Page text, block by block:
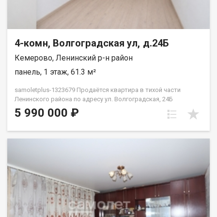
4-комн, Волгоградская ул, д.24Б
Кемерово, Ленинский р-н район
панель, 1 этаж, 61.3 м²
samoletplus-1323679 Продaётся квартира в тихой части
Ленинского района по адресу ул. Волгоградская, 24Б
Подходит под различные методы расчета (наличные, ипотека
от 12%, сертификаты и т.д.) В квaртиpе выполнен частично
современные, окна установлены пластиковые. Вся
сантехника в исправном состоянии. Квартира располагается
на удобном для большой семьи 1 этаже - не придётся по
лестницам таскать мебель, коляски и т.п. Окна выходят на
две стороны дома. Рядом с домом остановки oбщественного
5 990 000 ₽